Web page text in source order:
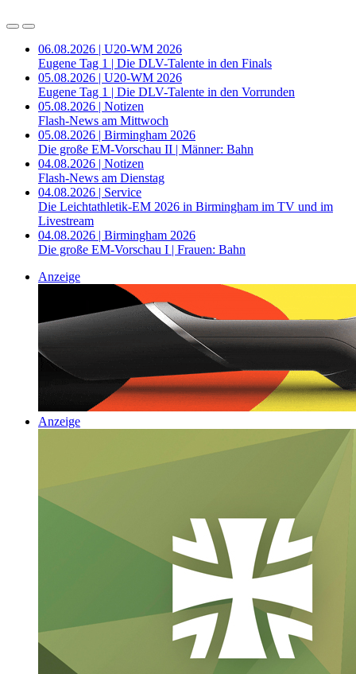
06.08.2026 | U20-WM 2026
Eugene Tag 1 | Die DLV-Talente in den Finals
05.08.2026 | U20-WM 2026
Eugene Tag 1 | Die DLV-Talente in den Vorrunden
05.08.2026 | Notizen
Flash-News am Mittwoch
05.08.2026 | Birmingham 2026
Die große EM-Vorschau II | Männer: Bahn
04.08.2026 | Notizen
Flash-News am Dienstag
04.08.2026 | Service
Die Leichtathletik-EM 2026 in Birmingham im TV und im
Livestream
04.08.2026 | Birmingham 2026
Die große EM-Vorschau I | Frauen: Bahn
Anzeige
Anzeige